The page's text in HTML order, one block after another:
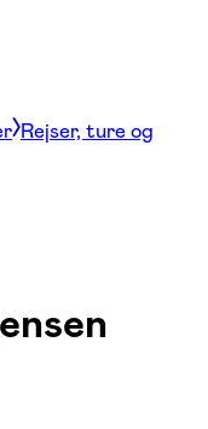
Rejser, ture og